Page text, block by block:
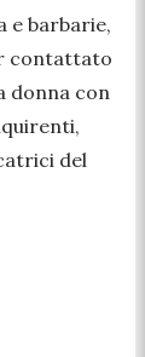
e barbarie,
contattato
donna con
del